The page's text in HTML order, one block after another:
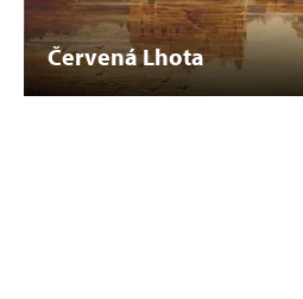
Červená Lhota